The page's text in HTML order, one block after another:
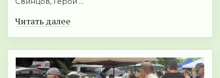
Читать далее